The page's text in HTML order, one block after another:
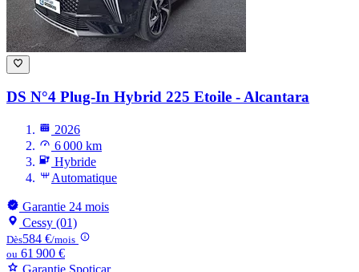
DS N°4 Plug-In Hybrid 225 Etoile - Alcantara
2026
6 000 km
Hybride
Automatique
Garantie 24 mois
Cessy (01)
Dès584 €/mois
ou 61 900 €
Garantie Spoticar